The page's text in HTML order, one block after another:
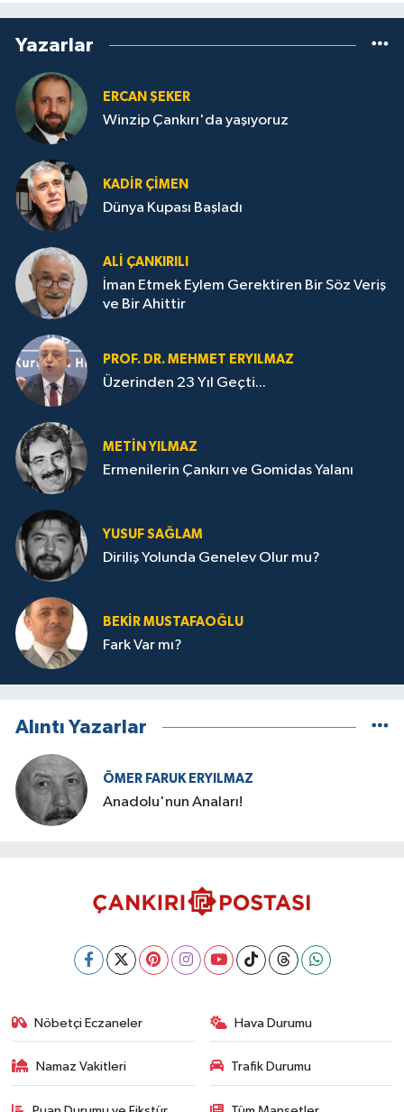
Yazarlar
ERCAN ŞEKER
Winzip Çankırı'da yaşıyoruz
KADIR ÇIMEN
Dünya Kupası Başladı
ALI ÇANKIRILI
İman Etmek Eylem Gerektiren Bir Söz Veriş
ve Bir Ahittir
PROF. DR. MEHMET ERYILMAZ
Üzerinden 23 Yıl Geçti...
METIN YILMAZ
Ermenilerin Çankırı ve Gomidas Yalanı
YUSUF SAĞLAM
Diriliş Yolunda Genelev Olur mu?
BEKIR MUSTAFAOĞLU
Fark Var mı?
Alıntı Yazarlar
ÖMER FARUK ERYILMAZ
Anadolu'nun Anaları!
Nöbetçi Eczaneler Hava Durumu
Namaz Vakitleri Trafik Durumu